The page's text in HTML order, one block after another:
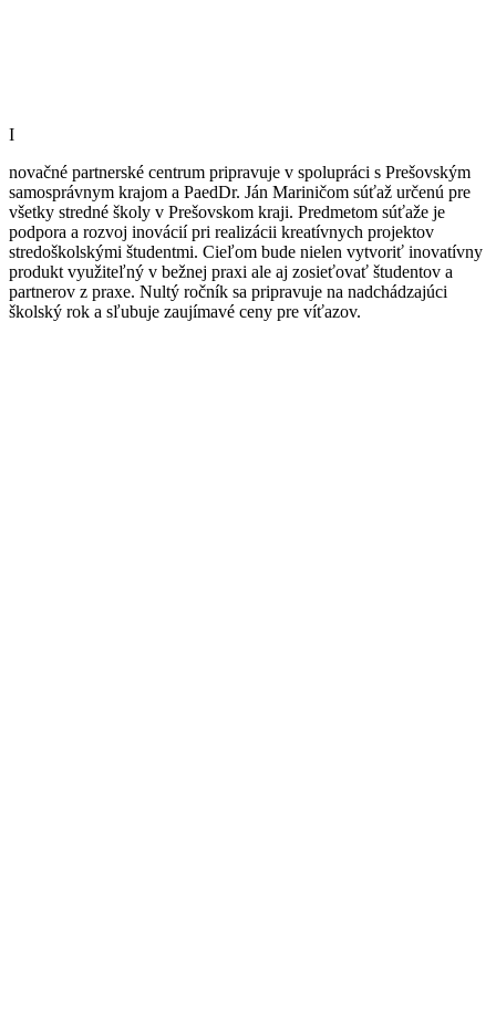
I
novačné partnerské centrum pripravuje v spolupráci s Prešovským
samosprávnym krajom a PaedDr. Ján Mariničom súťaž určenú pre
všetky stredné školy v Prešovskom kraji. Predmetom súťaže je
podpora a rozvoj inovácií pri realizácii kreatívnych projektov
stredoškolskými študentmi. Cieľom bude nielen vytvoriť inovatívny
produkt využiteľný v bežnej praxi ale aj zosieťovať študentov a
partnerov z praxe. Nultý ročník sa pripravuje na nadchádzajúci
školský rok a sľubuje zaujímavé ceny pre víťazov.